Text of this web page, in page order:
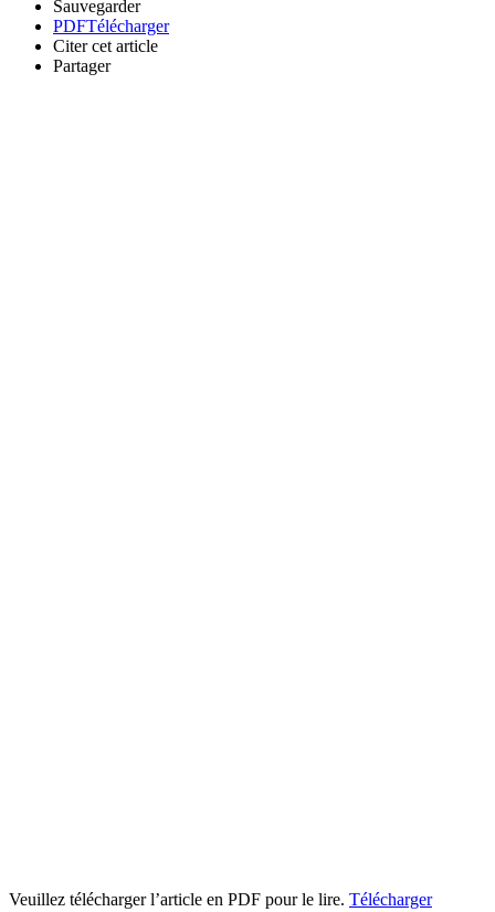
Sauvegarder
PDFTélécharger
Citer cet article
Partager
Veuillez télécharger l’article en PDF pour le lire. Télécharger